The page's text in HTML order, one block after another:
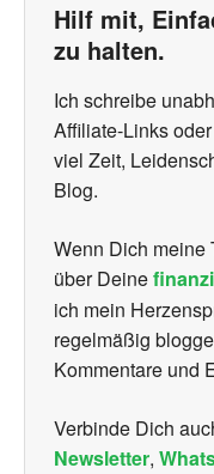
Hilf mit,
zu halten.
Ich schreibe
Affiliate-Links
viel Zeit,
Blog.
Wenn Dich meine
über Deine
ich mein
regelmäßig
Kommentare und
Verbinde Dich
Newsletter,